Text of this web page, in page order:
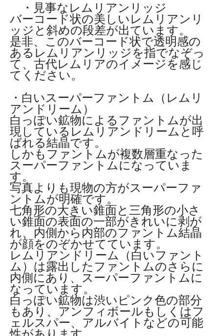
・見事なレムリアンリッジ
バーコード状の美しいレムリアンリ
ッジと斜めの段差が出ています。
是非、このバーコード状で透明感の
あるレムリアンリッジを指でなぞっ
て、古代レムリアのイメージを感じ
てください。
・白いスーパーファントム（レムリ
アンドリーム）
白っぽい鉱物によるファントムが出
現しているレムリアンドリームと呼
ばれる結晶です。
しかもファントムが複数層重なった
スーパーファントムになっていま
す。
写真よりも現物の方がスーパーファ
ントムが明確です。
七角形の大きい錐面と三角形の小さ
い錐面の表面の一部がきれいに剥が
れ、内側から内部のファントム結晶
が顔をのぞかせてています。
レムリアンドリーム（白いファント
ム）は露出したファントムのさらに
内側にあり、スーパーファントムに
なっています。
白っぽい鉱物は渋いピンク色の部分
もあり、アンフィボールもしくはフ
ェルスパー、アルバイトなどの可能